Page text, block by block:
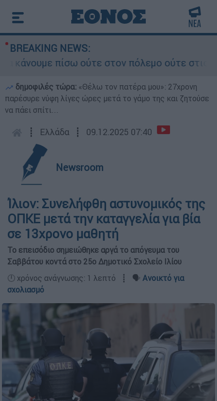
BREAKING NEWS:
πίσω ούτε στον πόλεμο ούτε στις
δημοφιλές τώρα: «Θέλω τον πατέρα μου»: 27χρονη
παρέσυρε νύφη λίγες ώρες μετά το γάμο της και ζητούσε
να πάει σπίτι...
┋ Ελλάδα ┋ 09.12.2025 07:40
Newsroom
Ίλιον: Συνελήφθη αστυνομικός της
ΟΠΚΕ μετά την καταγγελία για βία
σε 13χρονο μαθητή
Το επεισόδιο σημειώθηκε αργά το απόγευμα του
Σαββάτου κοντά στο 25o Δημοτικό Σχολείο Ιλίου
🕛 χρόνος ανάγνωσης: 1 λεπτό ┋ 🗣️ Ανοικτό για
σχολιασμό